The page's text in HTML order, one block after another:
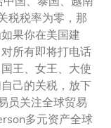
税税率为零，那
果你在美国建
所有即将打电话
王、女王、大使
己的关税，放下
员关注全球贸易
多元资产全球